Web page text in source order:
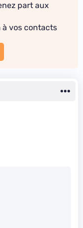
part aux
à vos contacts